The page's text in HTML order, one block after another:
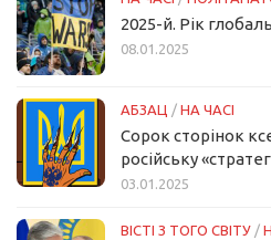
2025-й. Рік
08.01.2025
АБЗАЦ / НА ЧАСІ
Сорок сторінок
російську
03.01.2025
ВІСТІ З ТОГО СВІТУ /